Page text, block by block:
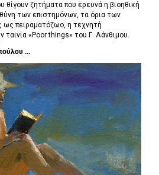
θίγουν ζητήματα που ερευνά η βιοηθική
των επιστημόνων, τα όρια των
πειραματόζωο, η τεχνητή
ταινία «Poor things» του Γ. Λάνθιμου.
...